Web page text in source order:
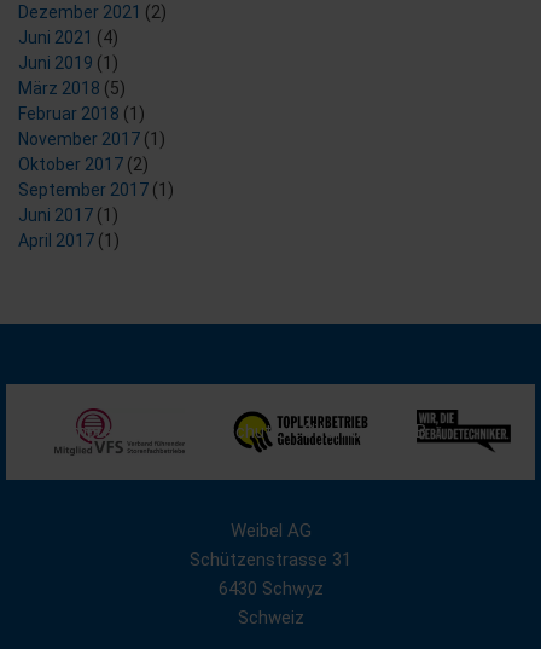
Dezember 2021 (2)
Juni 2021 (4)
Juni 2019 (1)
März 2018 (5)
Februar 2018 (1)
November 2017 (1)
Oktober 2017 (2)
September 2017 (1)
Juni 2017 (1)
April 2017 (1)
Impressum Datenschutz Sitemap AGB
Weibel AG
Schützenstrasse 31
6430 Schwyz
Schweiz